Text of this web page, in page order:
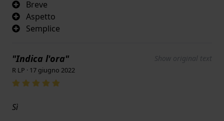
Breve
Aspetto
Semplice
"Indica l'ora" Show original text
R LP · 17 giugno 2022
Sì